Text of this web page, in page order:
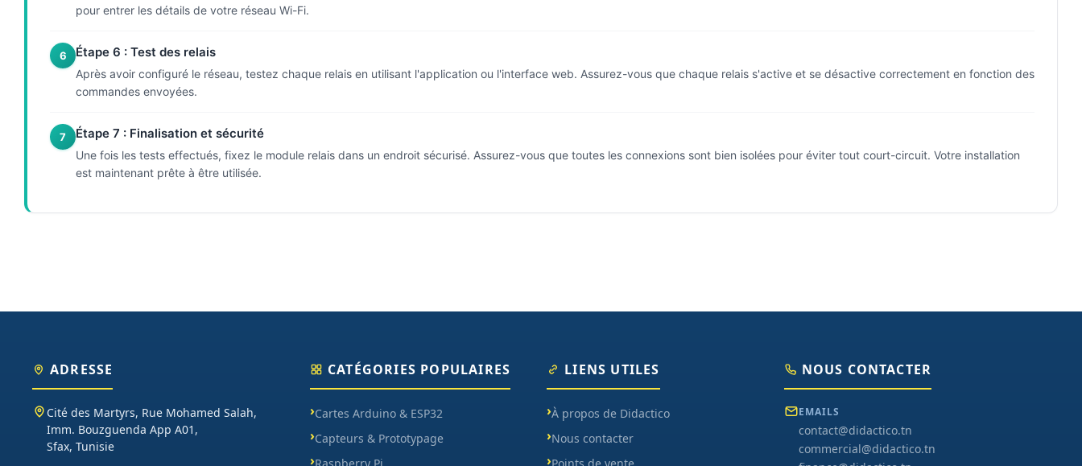
pour entrer les détails de votre réseau Wi-Fi.
6 Étape 6 : Test des relais
Après avoir configuré le réseau, testez chaque relais en utilisant l'application ou l'interface web. Assurez-vous que chaque relais s'active et se désactive correctement en fonction des
commandes envoyées.
7 Étape 7 : Finalisation et sécurité
Une fois les tests effectués, fixez le module relais dans un endroit sécurisé. Assurez-vous que toutes les connexions sont bien isolées pour éviter tout court-circuit. Votre installation
est maintenant prête à être utilisée.
ADRESSE
Cité des Martyrs, Rue Mohamed Salah,
Imm. Bouzguenda App A01,
Sfax, Tunisie
CATÉGORIES POPULAIRES
Cartes Arduino & ESP32
Capteurs & Prototypage
LIENS UTILES
À propos de Didactico
Nous contacter
NOUS CONTACTER
EMAILS
contact@didactico.tn
commercial@didactico.tn